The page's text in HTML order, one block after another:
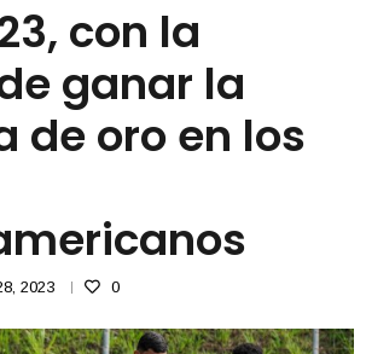
con la
ganar la
de oro en los
2023 0